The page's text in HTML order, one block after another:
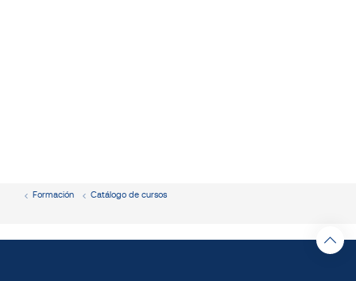
Formación Catálogo de cursos